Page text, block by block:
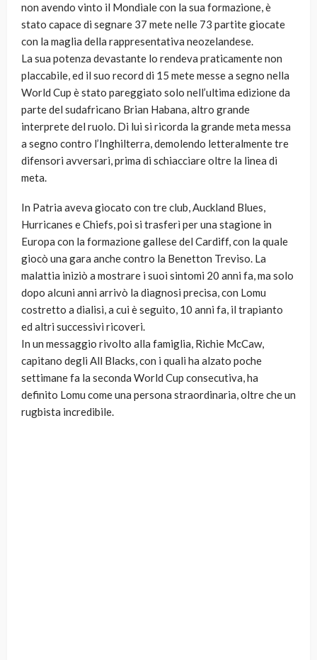
non avendo vinto il Mondiale con la sua formazione, è
stato capace di segnare 37 mete nelle 73 partite giocate
con la maglia della rappresentativa neozelandese.
La sua potenza devastante lo rendeva praticamente non
placcabile, ed il suo record di 15 mete messe a segno nella
World Cup è stato pareggiato solo nell’ultima edizione da
parte del sudafricano Brian Habana, altro grande
interprete del ruolo. Di lui si ricorda la grande meta messa
a segno contro l’Inghilterra, demolendo letteralmente tre
difensori avversari, prima di schiacciare oltre la linea di
meta.
In Patria aveva giocato con tre club, Auckland Blues,
Hurricanes e Chiefs, poi si trasferì per una stagione in
Europa con la formazione gallese del Cardiff, con la quale
giocò una gara anche contro la Benetton Treviso. La
malattia iniziò a mostrare i suoi sintomi 20 anni fa, ma solo
dopo alcuni anni arrivò la diagnosi precisa, con Lomu
costretto a dialisi, a cui è seguito, 10 anni fa, il trapianto
ed altri successivi ricoveri.
In un messaggio rivolto alla famiglia, Richie McCaw,
capitano degli All Blacks, con i quali ha alzato poche
settimane fa la seconda World Cup consecutiva, ha
definito Lomu come una persona straordinaria, oltre che un
rugbista incredibile.